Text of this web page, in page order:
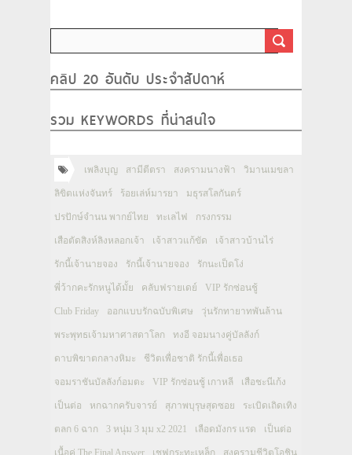
คลิป 20 อันดับ ประจำสัปดาห์
รวม KEYWORDS ที่น่าสนใจ
เพลิงบุญ สามีตีตรา สงครามนางฟ้า วิมานเมขลา
ลิขิตแห่งจันทร์ ร้อยเล่ห์มารยา มธุรสโลกันตร์
ปรปักษ์จำนน พากย์ไทย ทะเลไฟ กรงกรรม
เสือตัดสิงห์ลิงหลอกเจ้า เจ้าสาวแก้ขัด เจ้าสาวบ้านไร่
รักนี้เจ้านายจอง รักนี้เจ้านายจอง รักนะเป็ดโง่
พี่ว้ากคะรักหนูได้มั้ย คลับฟรายเดย์ VIP รักซ่อนชู้
Club Friday ออกแบบรักฉบับพิเศษ วุ่นรักทายาทพันล้าน
พระพุทธเจ้ามหาศาสดาโลก ทงอี จอมนางคู่บัลลังก์
ดาบพิฆาตกลางหิมะ ชีวิตเพื่อชาติ รักนี้เพื่อเธอ
จอมราชันบัลลังก์อมตะ VIP รักซ่อนชู้ เกาหลี เสือชะนีเก้ง
เป็นต่อ หกฉากครับจารย์ สุภาพบุรุษสุดซอย ระเบิดเถิดเทิง
ตลก 6 ฉาก 3 หนุ่ม 3 มุม x2 2021 เลือดมังกร แรด เป็นต่อ
เนื้อคู่ The Final Answer เชฟกระทะเหล็ก สงครามชีวิตโอชิน